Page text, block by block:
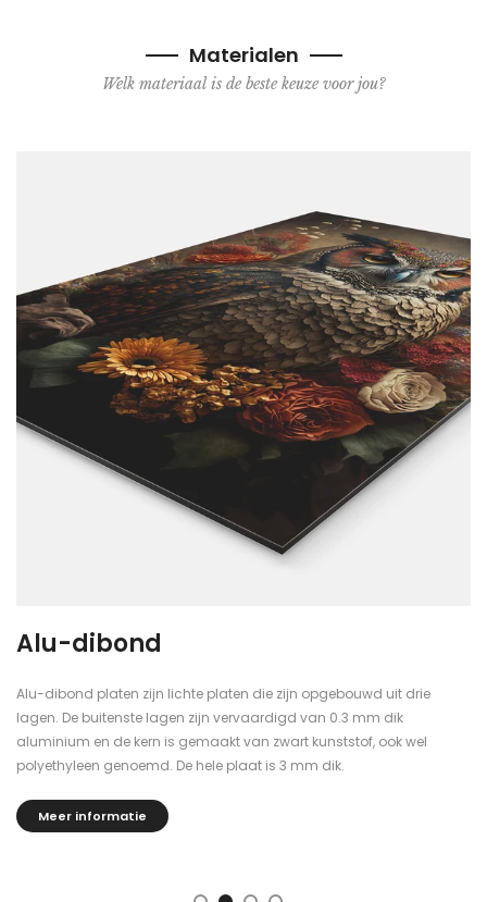
Materialen
Welk materiaal is de beste keuze voor jou?
Alu-dibond
Alu-dibond platen zijn lichte platen die zijn opgebouwd uit drie
lagen. De buitenste lagen zijn vervaardigd van 0.3 mm dik
aluminium en de kern is gemaakt van zwart kunststof, ook wel
polyethyleen genoemd. De hele plaat is 3 mm dik.
Meer informatie